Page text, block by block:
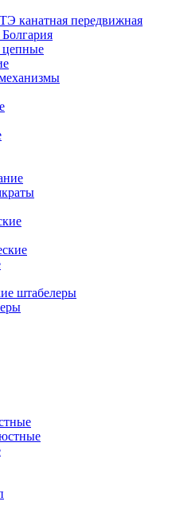
канатная передвижная
цепные
штабелеры